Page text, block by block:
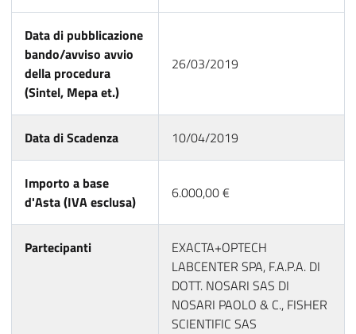
Data di pubblicazione
bando/avviso avvio
della procedura
(Sintel, Mepa et.)
26/03/2019
Data di Scadenza 10/04/2019
Importo a base
d'Asta (IVA esclusa)
6.000,00 €
Partecipanti
EXACTA+OPTECH
LABCENTER SPA, F.A.P.A. DI
DOTT. NOSARI SAS DI
NOSARI PAOLO & C., FISHER
SCIENTIFIC SAS